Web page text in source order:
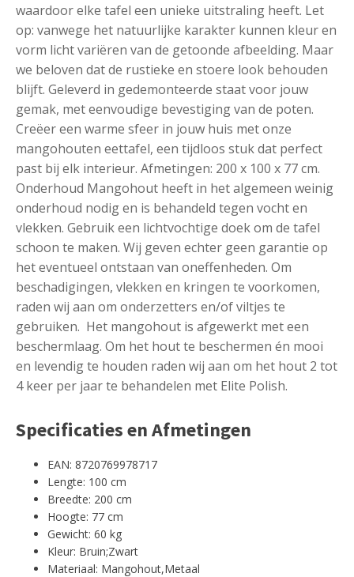
waardoor elke tafel een unieke uitstraling heeft. Let
op: vanwege het natuurlijke karakter kunnen kleur en
vorm licht variëren van de getoonde afbeelding. Maar
we beloven dat de rustieke en stoere look behouden
blijft. Geleverd in gedemonteerde staat voor jouw
gemak, met eenvoudige bevestiging van de poten.
Creëer een warme sfeer in jouw huis met onze
mangohouten eettafel, een tijdloos stuk dat perfect
past bij elk interieur. Afmetingen: 200 x 100 x 77 cm.
Onderhoud Mangohout heeft in het algemeen weinig
onderhoud nodig en is behandeld tegen vocht en
vlekken. Gebruik een lichtvochtige doek om de tafel
schoon te maken. Wij geven echter geen garantie op
het eventueel ontstaan van oneffenheden. Om
beschadigingen, vlekken en kringen te voorkomen,
raden wij aan om onderzetters en/of viltjes te
gebruiken. Het mangohout is afgewerkt met een
beschermlaag. Om het hout te beschermen én mooi
en levendig te houden raden wij aan om het hout 2 tot
4 keer per jaar te behandelen met Elite Polish.
Specificaties en Afmetingen
EAN: 8720769978717
Lengte: 100 cm
Breedte: 200 cm
Hoogte: 77 cm
Gewicht: 60 kg
Kleur: Bruin;Zwart
Materiaal: Mangohout,Metaal